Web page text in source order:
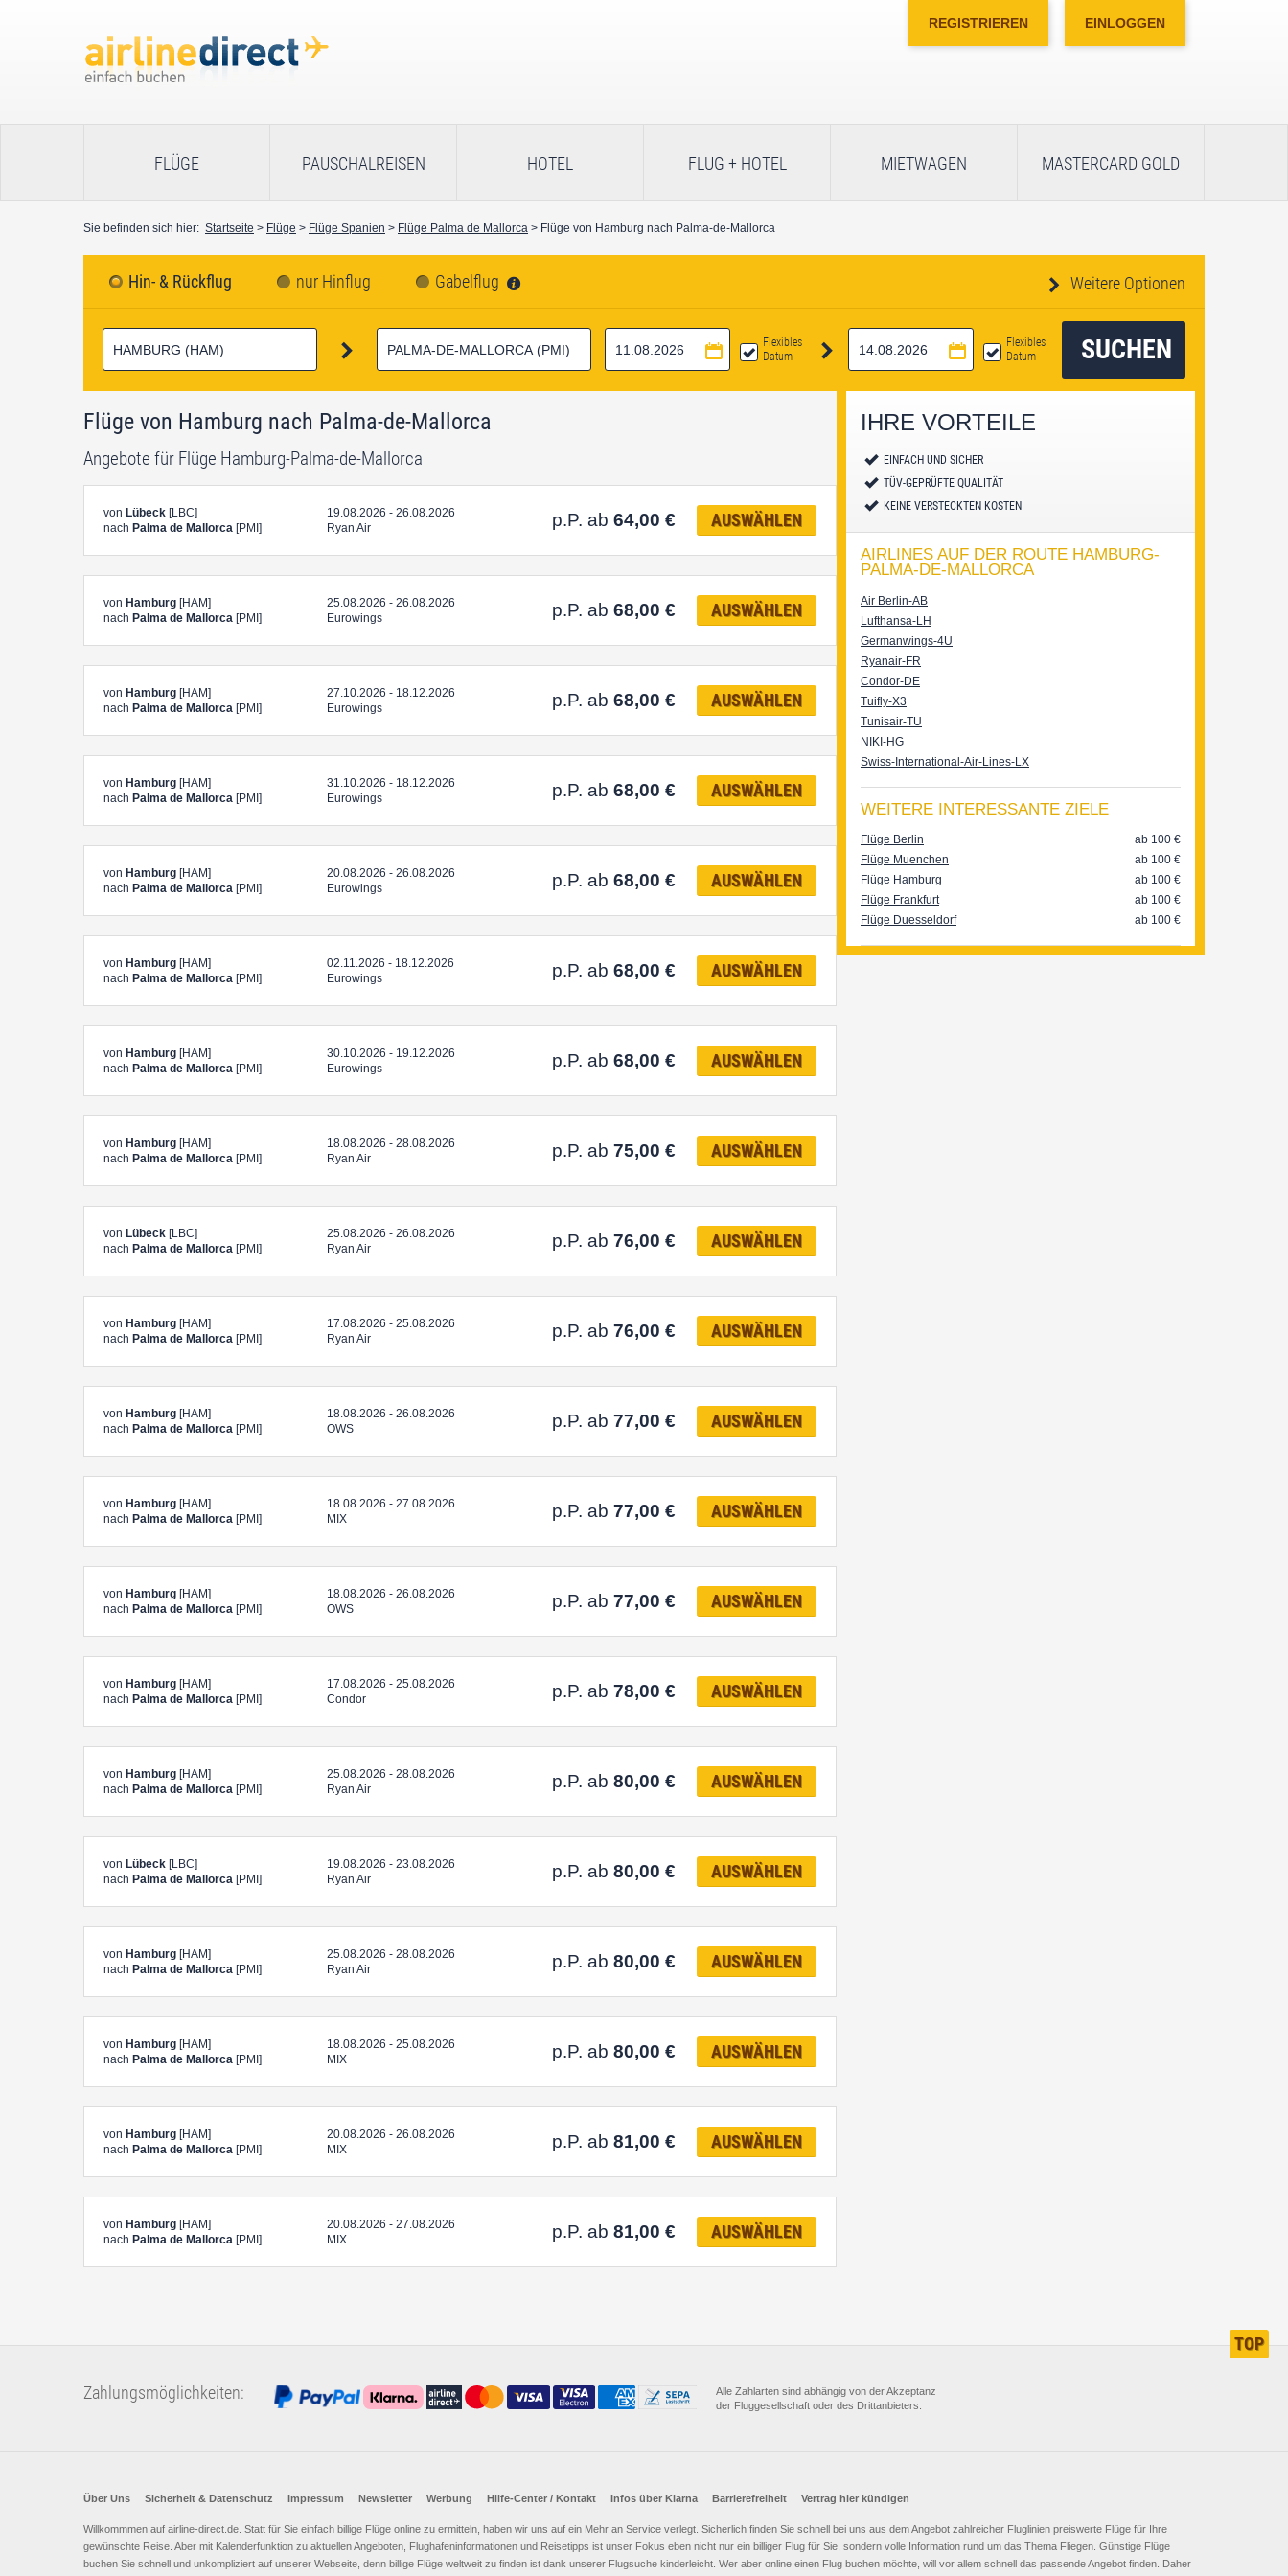
REGISTRIEREN EINLOGGEN
FLÜGE PAUSCHALREISEN HOTEL FLUG + HOTEL MIETWAGEN MASTERCARD GOLD
Sie befinden sich hier: Startseite > Flüge > Flüge Spanien > Flüge Palma de Mallorca > Flüge von Hamburg nach Palma-de-Mallorca
Hin- & Rückflug nur Hinflug Gabelflug Weitere Optionen
Flexibles
Datum
Flexibles
Datum
SUCHEN
Flüge von Hamburg nach Palma-de-Mallorca
Angebote für Flüge Hamburg-Palma-de-Mallorca
von Lübeck [LBC]
nach Palma de Mallorca [PMI]
19.08.2026 - 26.08.2026
Ryan Air
p.P. ab 64,00 € AUSWÄHLEN
von Hamburg [HAM]
nach Palma de Mallorca [PMI]
25.08.2026 - 26.08.2026
Eurowings
p.P. ab 68,00 € AUSWÄHLEN
von Hamburg [HAM]
nach Palma de Mallorca [PMI]
27.10.2026 - 18.12.2026
Eurowings
p.P. ab 68,00 € AUSWÄHLEN
von Hamburg [HAM]
nach Palma de Mallorca [PMI]
31.10.2026 - 18.12.2026
Eurowings
p.P. ab 68,00 € AUSWÄHLEN
von Hamburg [HAM]
nach Palma de Mallorca [PMI]
20.08.2026 - 26.08.2026
Eurowings
p.P. ab 68,00 € AUSWÄHLEN
von Hamburg [HAM]
nach Palma de Mallorca [PMI]
02.11.2026 - 18.12.2026
Eurowings
p.P. ab 68,00 € AUSWÄHLEN
von Hamburg [HAM]
nach Palma de Mallorca [PMI]
30.10.2026 - 19.12.2026
Eurowings
p.P. ab 68,00 € AUSWÄHLEN
von Hamburg [HAM]
nach Palma de Mallorca [PMI]
18.08.2026 - 28.08.2026
Ryan Air
p.P. ab 75,00 € AUSWÄHLEN
von Lübeck [LBC]
nach Palma de Mallorca [PMI]
25.08.2026 - 26.08.2026
Ryan Air
p.P. ab 76,00 € AUSWÄHLEN
von Hamburg [HAM]
nach Palma de Mallorca [PMI]
17.08.2026 - 25.08.2026
Ryan Air
p.P. ab 76,00 € AUSWÄHLEN
von Hamburg [HAM]
nach Palma de Mallorca [PMI]
18.08.2026 - 26.08.2026
OWS
p.P. ab 77,00 € AUSWÄHLEN
von Hamburg [HAM]
nach Palma de Mallorca [PMI]
18.08.2026 - 27.08.2026
MIX
p.P. ab 77,00 € AUSWÄHLEN
von Hamburg [HAM]
nach Palma de Mallorca [PMI]
18.08.2026 - 26.08.2026
OWS
p.P. ab 77,00 € AUSWÄHLEN
von Hamburg [HAM]
nach Palma de Mallorca [PMI]
17.08.2026 - 25.08.2026
Condor
p.P. ab 78,00 € AUSWÄHLEN
von Hamburg [HAM]
nach Palma de Mallorca [PMI]
25.08.2026 - 28.08.2026
Ryan Air
p.P. ab 80,00 € AUSWÄHLEN
von Lübeck [LBC]
nach Palma de Mallorca [PMI]
19.08.2026 - 23.08.2026
Ryan Air
p.P. ab 80,00 € AUSWÄHLEN
von Hamburg [HAM]
nach Palma de Mallorca [PMI]
25.08.2026 - 28.08.2026
Ryan Air
p.P. ab 80,00 € AUSWÄHLEN
von Hamburg [HAM]
nach Palma de Mallorca [PMI]
18.08.2026 - 25.08.2026
MIX
p.P. ab 80,00 € AUSWÄHLEN
von Hamburg [HAM]
nach Palma de Mallorca [PMI]
20.08.2026 - 26.08.2026
MIX
p.P. ab 81,00 € AUSWÄHLEN
von Hamburg [HAM]
nach Palma de Mallorca [PMI]
20.08.2026 - 27.08.2026
MIX
p.P. ab 81,00 € AUSWÄHLEN
IHRE VORTEILE
EINFACH UND SICHER
TÜV-GEPRÜFTE QUALITÄT
KEINE VERSTECKTEN KOSTEN
AIRLINES AUF DER ROUTE HAMBURG-
PALMA-DE-MALLORCA
Air Berlin-AB
Lufthansa-LH
Germanwings-4U
Ryanair-FR
Condor-DE
Tuifly-X3
Tunisair-TU
NIKI-HG
Swiss-International-Air-Lines-LX
WEITERE INTERESSANTE ZIELE
Flüge Berlin ab 100 €
Flüge Muenchen
ab 100 €
Flüge Hamburg
ab 100 €
Flüge Frankfurt
ab 100 €
Flüge Duesseldorf
ab 100 €
GANZ
TOP
Zahlungsmöglichkeiten:
Alle Zahlarten sind abhängig von der Akzeptanz
der Fluggesellschaft oder des Drittanbieters.
Über Uns Sicherheit & Datenschutz Impressum Newsletter Werbung Hilfe-Center / Kontakt Infos über Klarna Barrierefreiheit Vertrag hier kündigen
Willkommmen auf airline-direct.de. Statt für Sie einfach billige Flüge online zu ermitteln, haben wir uns auf ein Mehr an Service verlegt. Sicherlich finden Sie schnell bei uns aus dem Angebot zahlreicher Fluglinien preiswerte Flüge für Ihre
gewünschte Reise. Aber mit Kalenderfunktion zu aktuellen Angeboten, Flughafeninformationen und Reisetipps ist unser Fokus eben nicht nur ein billiger Flug für Sie, sondern volle Information rund um das Thema Fliegen. Günstige Flüge
buchen Sie schnell und unkompliziert auf unserer Webseite, denn billige Flüge weltweit zu finden ist dank unserer Flugsuche kinderleicht. Wer aber online einen Flug buchen möchte, will vor allem schnell das passende Angebot finden. Daher